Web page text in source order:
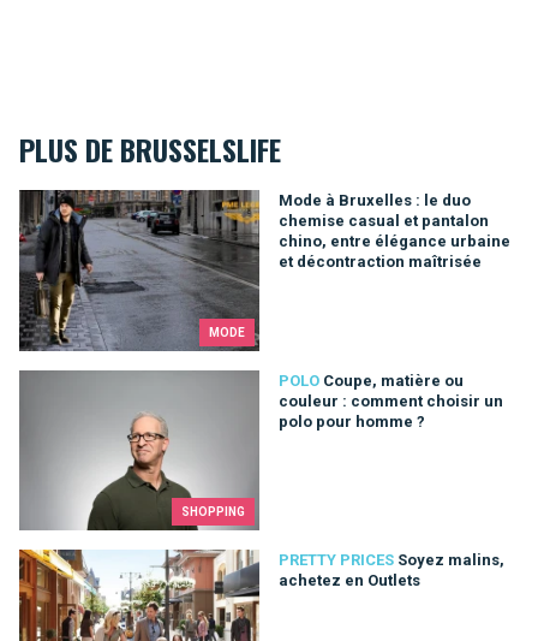
PLUS DE BRUSSELSLIFE
MODE
Mode à Bruxelles : le duo
chemise casual et pantalon
chino, entre élégance urbaine
et décontraction maîtrisée
Mode à Bruxelles : le duo chemise casual et pantalon chino,
SHOPPING
POLO Coupe, matière ou
couleur : comment choisir un
polo pour homme ?
Coupe, matière ou couleur : comment choisir un polo pour
PRETTY PRICES Soyez malins,
achetez en Outlets
Soyez malins, achetez en Outlets